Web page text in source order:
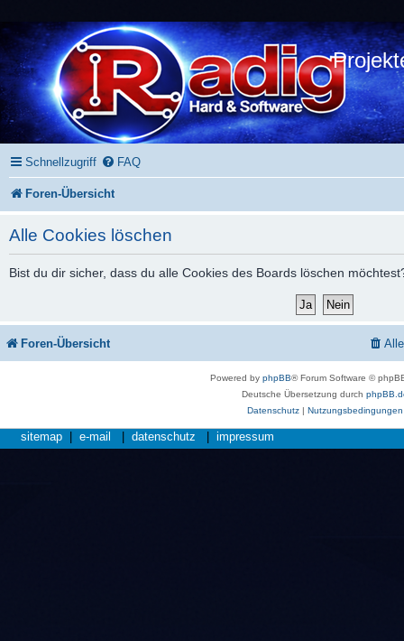
Schnellzugriff FAQ
Foren-Übersicht
Alle Cookies löschen
Bist du dir sicher, dass du alle Cookies des Boards löschen
Foren-Übersicht
Powered byphpBB® Forum Software ©
Deutsche Übersetzung durch
Datenschutz| Nutzungsbedingungen
sitemap e-mail datenschutz impressum